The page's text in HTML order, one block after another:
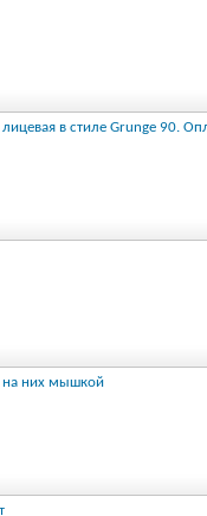
в стиле Grunge 90.
на них мышкой